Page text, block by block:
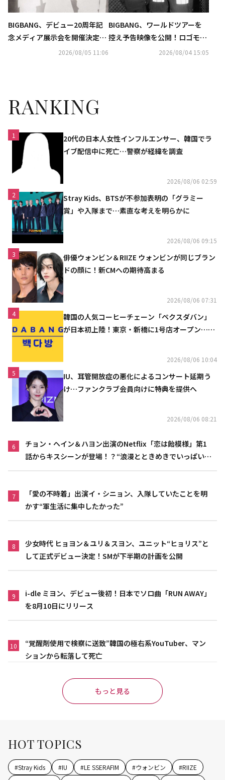
BIGBANG、デビュー20周年記
念メディア展示会を開催決定！
無料で実施も…予告ポスターに
2026/08/05 11:06
BIGBANG、ワールドツアーを
控え予告映像を公開！ロゴモー
ションの意味・世界観に注目
2026/08/04 15:05
RANKING
1
20代の日本人女性インフルエンサー、韓国でラ
イブ配信中に死亡…警察が経緯を調査
2026/08/06 02:59
2
Stray Kids、BTSが不参加表明の「グラミー
賞」や入隊まで…素直な考えを明らかに
2026/08/06 09:15
3
俳優ウォンビン＆RIIZE ウォンビンが同じブラン
ドの顔に！新CMへの期待高まる
2026/08/06 07:31
4
韓国の人気コーヒーチェーン「ペクスダバン」
が日本初上陸！東京・新橋に1号店オープン…海
2026/08/06 10:04
5
IU、耳管開放症の悪化によるコンサート延期う
け…ファンクラブ会員向けに特典を提供へ
2026/08/06 08:21
6
チョン・ヘイン＆ハヨン出演のNetflix「恋は飴模様」第1
話からキスシーンが登場！？“浪漫とときめきでいっぱいの
7
「愛の不時着」出演イ・シニョン、入隊していたことを明
かす“軍生活に集中したかった”
8
少女時代 ヒョヨン＆ユリ＆スヨン、ユニット“ヒョリス”と
して正式デビュー決定！SMが下半期の計画を公開
9
i-dle ミヨン、デビュー後初！日本でソロ曲「RUN AWAY」
を8月10日にリリース
10
“覚醒剤使用で検察に送致”韓国の極右系YouTuber、マン
ションから転落して死亡
もっと見る
HOT TOPICS
#Stray Kids #IU #LE SSERAFIM #ウォンビン #RIIZE